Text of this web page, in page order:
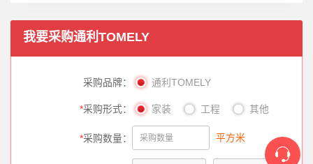
我要采购通利TOMELY
采购品牌： 通利TOMELY
*采购形式： 家装 工程 其他
*采购数量： 平方米